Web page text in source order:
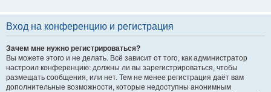
Вход на конференцию и регистрация
Зачем мне нужно регистрироваться?
Вы можете этого и не делать. Всё зависит от того, как администратор
настроил конференцию: должны ли вы зарегистрироваться, чтобы
размещать сообщения, или нет. Тем не менее регистрация даёт вам
дополнительные возможности, которые недоступны анонимным